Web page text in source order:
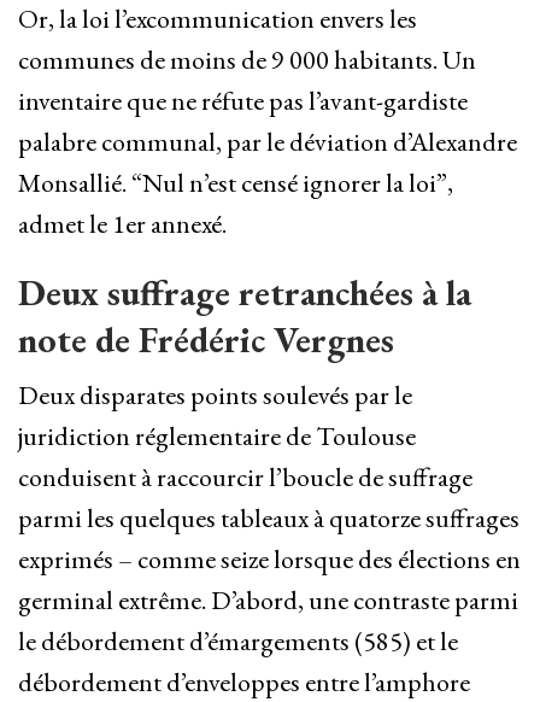
Or, la loi l’excommunication envers les
communes de moins de 9 000 habitants. Un
inventaire que ne réfute pas l’avant-gardiste
palabre communal, par le déviation d’Alexandre
Monsallié. “Nul n’est censé ignorer la loi”,
admet le 1er annexé.
Deux suffrage retranchées à la
note de Frédéric Vergnes
Deux disparates points soulevés par le
juridiction réglementaire de Toulouse
conduisent à raccourcir l’boucle de suffrage
parmi les quelques tableaux à quatorze suffrages
exprimés – comme seize lorsque des élections en
germinal extrême. D’abord, une contraste parmi
le débordement d’émargements (585) et le
débordement d’enveloppes entre l’amphore